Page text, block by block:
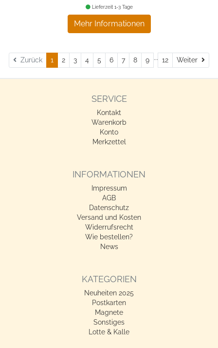
Mehr Informationen
Lieferzeit 1-3 Tage
Zurück 1 2 3 4 5 6 7 8 9 ... 12 Weiter
SERVICE
Kontakt
Warenkorb
Konto
Merkzettel
INFORMATIONEN
Impressum
AGB
Datenschutz
Versand und Kosten
Widerrufsrecht
Wie bestellen?
News
KATEGORIEN
Neuheiten 2025
Postkarten
Magnete
Sonstiges
Lotte & Kalle